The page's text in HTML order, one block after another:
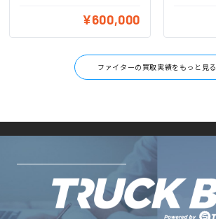
¥600,000
ファイターの買取実績をもっと見る